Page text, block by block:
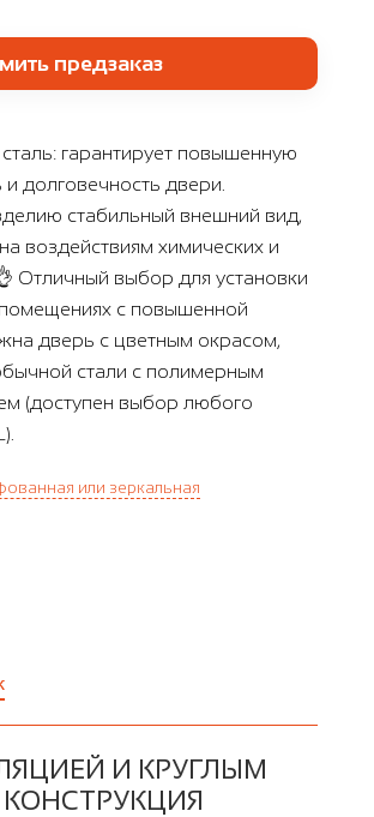
предзаказ
гарантирует повышенную
долговечность двери.
стабильный внешний вид,
воздействиям химических и
Отличный выбор для установки
с повышенной
дверь с цветным окрасом,
стали с полимерным
(доступен выбор любого
или зеркальная
И КРУГЛЫМ